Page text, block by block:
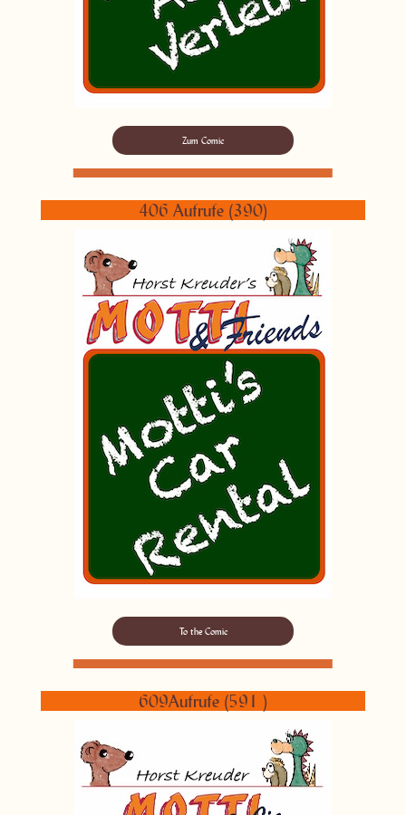
Zum Comic
406 Aufrufe (390)
To the Comic
609Aufrufe (591 )